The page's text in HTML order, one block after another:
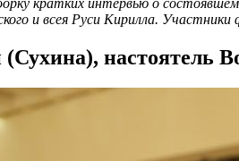
и всея Руси Кирилла.
настоятель